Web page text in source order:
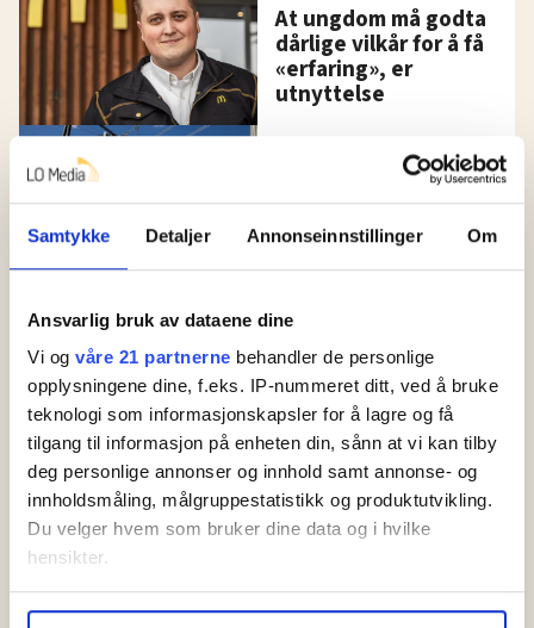
Samtykke Detaljer Annonseinnstillinger Om
Ansvarlig bruk av dataene dine
Vi og våre 21 partnerne behandler de personlige
opplysningene dine, f.eks. IP-nummeret ditt, ved å bruke
teknologi som informasjonskapsler for å lagre og få
tilgang til informasjon på enheten din, sånn at vi kan tilby
deg personlige annonser og innhold samt annonse- og
innholdsmåling, målgruppestatistikk og produktutvikling.
Du velger hvem som bruker dine data og i hvilke
hensikter.
Undermer infokan du lese om hvordan dine personlige
At ungdom må godta
dårlige vilkår for å få
«erfaring», er
utnyttelse
Norge må ha mer
strøm. Her er
regjeringens plan
Hundrevis av ansatte
i Oslo kommune uten
faste oppgaver
Ufør etter
drapstrussel: Ventet
ni år på erstatning